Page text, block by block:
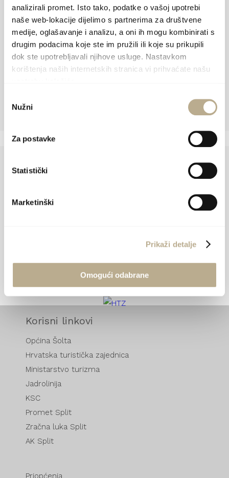
analizirali promet. Isto tako, podatke o vašoj upotrebi
naše web-lokacije dijelimo s partnerima za društvene
medije, oglašavanje i analizu, a oni ih mogu kombinirati s
drugim podacima koje ste im pružili ili koje su prikupili
dok ste upotrebljavali njihove usluge. Nastavkom
korištenja naših internetskih stranica vi prihvaćate našu
pristanka
Nužni
Za postavke
Statistički
Marketinški
Prikaži detalje
Omogući odabrane
25 °C • 1011 hPa • 83.5 %
Korisni linkovi
Općina Šolta
Hrvatska turistička zajednica
Ministarstvo turizma
Jadrolinija
KSC
Promet Split
Zračna luka Split
AK Split
Priopćenja